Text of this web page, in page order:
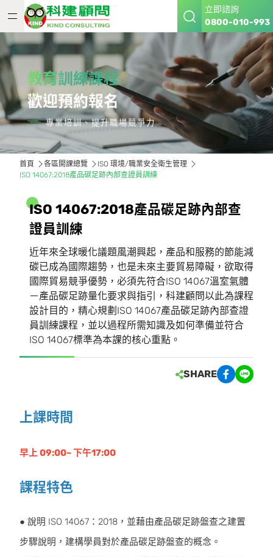
立即諮詢
0800-010-993
教育訓練課程
歡迎預約報名
專業培訓、提升職場競爭力
首頁 各區開課總覽
ISO 環境/職業安全衛生管理
ISO 14067:2018產品碳足跡內部查證員訓練
ISO 14067:2018產品碳足跡內部查
證員訓 練
近年來全球暖化議題風潮興起，產品和服務的節能減
碳已成為國際趨勢，也是未來主要貿易障礙，欲取得
國際貿易競爭優勢，必須先符合ISO 14067溫室氣體
－產品碳足跡量化要求與指引，科建顧問以此為課程
設計目的，精心規劃ISO 14067產品碳足跡內部查證
員訓練課程，並以過程所需知識及如何準備並符合
ISO 14067標準為本課的核心重點。
SHARE
上課時間
早上 09:00~ 下午17:00
課程特色
● 說明 ISO 14067：2018，並藉由產品碳足跡盤查之建置
步驟說明，建構學員對於產品碳足跡盤查的概念。